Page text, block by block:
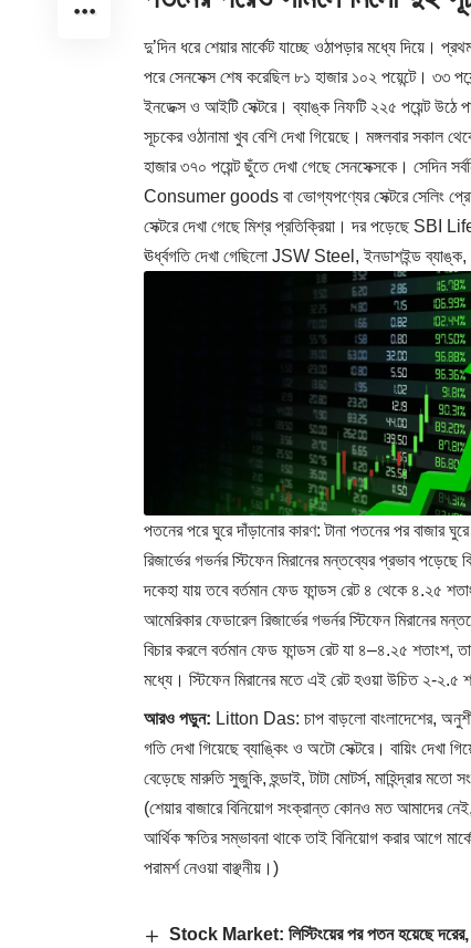
দু’দিন ধরে শেয়ার মার্কেট যাচ্ছে ওঠাপড়ার মধ্যে দিয়ে।
পরে সেনসেক্স শেষ করেছিল ৮১ হাজার ১০২ পয়েন্টে। ৩৩
ইনডেক্স ও আইটি সেক্টরে। ব্যাঙ্ক নিফটি ২২৫ পয়েন্ট
সূচকের ওঠানামা খুব বেশি দেখা গিয়েছে। মঙ্গলবার সকাল
হাজার ৩৭০ পয়েন্ট ছুঁতে দেখা গেছে সেনসেক্সকে। সেদিন
Consumer goods বা ভোগ্যপণ্যের সেক্টরে সেলিং
সেক্টরে দেখা গেছে মিশ্র প্রতিক্রিয়া। দর পড়েছে
ঊর্ধ্বগতি দেখা গেছিলো JSW Steel, ইনডাশইন্ড ব্যাঙ্ক,
পতনের পরে ঘুরে দাঁড়ানোর কারণ: টানা পতনের পর বাজার
রিজার্ভের গভর্নর স্টিফেন মিরানের মন্তব্যের প্রভাব
দকেহা যায় তবে বর্তমান ফেড ফান্ডস রেট ৪ থেকে ৪.২৫
আমেরিকার ফেডারেল রিজার্ভের গভর্নর স্টিফেন মিরানের
বিচার করলে বর্তমান ফেড ফান্ডস রেট যা ৪–৪.২৫
মধ্যে। স্টিফেন মিরানের মতে এই রেট হওয়া উচিত ২-২.৫
আরও পড়ুন: Litton Das: চাপ বাড়লো বাংলাদেশের,
গতি দেখা গিয়েছে ব্যাঙ্কিং ও অটো সেক্টরে। বায়িং দেখা
বেড়েছে মারুতি সুজুকি, হুন্ডাই, টাটা মোটর্স, মাহিন্দ্রার মতো
(শেয়ার বাজারে বিনিয়োগ সংক্রান্ত কোনও মত আমাদের
আর্থিক ক্ষতির সম্ভাবনা থাকে তাই বিনিয়োগ করার আগে
পরামর্শ নেওয়া বাঞ্ছনীয়।)
Stock Market: লিস্টিংয়ের পর পতন হয়েছে